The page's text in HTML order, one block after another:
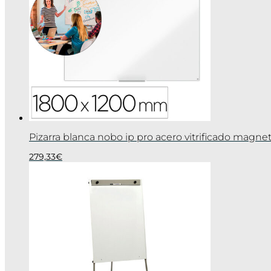
Pizarra blanca nobo ip pro acero vitrificado
279,33€